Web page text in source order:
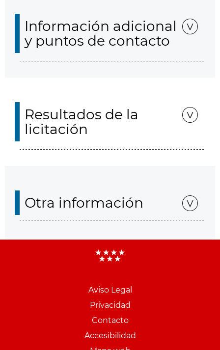
Información adicional
y puntos de contacto
Resultados de la
licitación
Otra información
Aviso Legal
Privacidad
Contacto
Accesibilidad